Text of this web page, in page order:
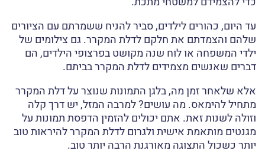
עד היום, כהורים לילדים, סביר להניח ששמרתם עם הציורים
שלהם והצמדתם את חלקם לדלת המקרר. גם צילומים של
ילדי המשפחה או לוח שנה מקושט בפרצופי הילדים, הם
דברים שאנשים מצמידים לדלת המקרר בביתם.
אלא שלאחר זמן מה, בלגן התמונות שנוצר על דלת המקרר
מתחיל להימאס. מה עושים? למרבה המזל, יש דרך קלה
וזולה לשנות זאת. אתם יכולים להזמין הדפסת תמונות על
מגנטים מותאמת אישית ולגרום לדלת המקרר להיראות טוב
יותר כשכול התצוגה מאורגנת הרבה יותר טוב.